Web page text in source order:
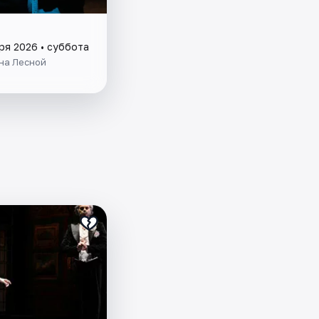
2026 • суббота
Лесной